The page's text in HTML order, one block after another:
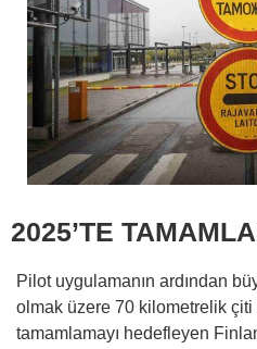
2025’TE
Pilot uygulamanın ardından
olmak üzere 70 kilometrelik çiti
tamamlamayı hedefleyen